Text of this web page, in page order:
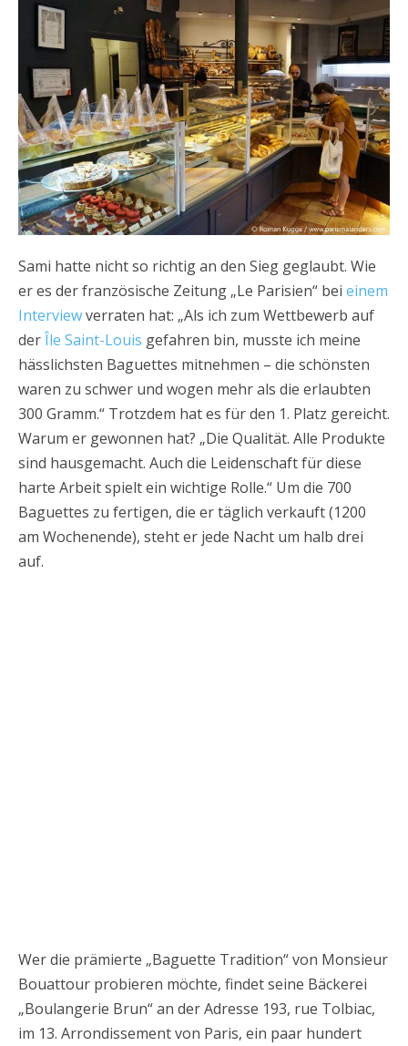
Sami hatte nicht so richtig an den Sieg geglaubt. Wie
er es der französische Zeitung „Le Parisien“ bei einem
Interviewverraten hat: „Als ich zum Wettbewerb auf
derÎle Saint-Louis gefahren bin, musste ich meine
hässlichsten Baguettes mitnehmen – die schönsten
waren zu schwer und wogen mehr als die erlaubten
300 Gramm.“ Trotzdem hat es für den 1. Platz gereicht.
Warum er gewonnen hat? „Die Qualität. Alle Produkte
sind hausgemacht. Auch die Leidenschaft für diese
harte Arbeit spielt ein wichtige Rolle.“ Um die 700
Baguettes zu fertigen, die er täglich verkauft (1200
am Wochenende), steht er jede Nacht um halb drei
auf.
Wer die prämierte „Baguette Tradition“ von Monsieur
Bouattour probieren möchte, findet seine Bäckerei
„Boulangerie Brun“ an der Adresse 193, rue Tolbiac,
im 13. Arrondissement von Paris, ein paar hundert